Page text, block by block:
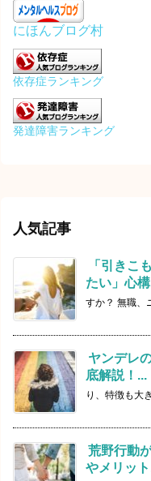
にほんブログ村
依存症ランキング
発達障害ランキング
人気記事
「引きこ
たい」心
すか？ 無職、
ヤンデレ
底解説！...
り、特徴も大
荒野行動
やメリッ